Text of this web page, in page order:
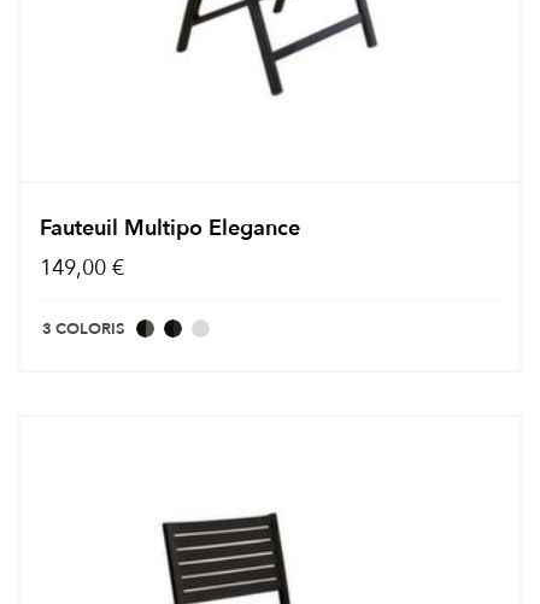
Fauteuil Multipo Elegance
149,00 €
3 COLORIS